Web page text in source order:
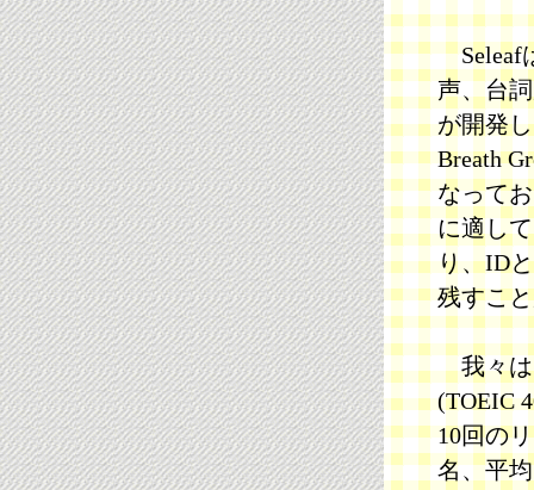
Seleaf
声、台
が開発
Breath
なって
に適し
り、ID
残すこ
我々は
(TOEIC
10回の
名、平